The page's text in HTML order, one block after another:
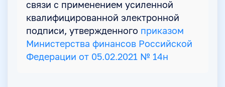
связи с применением усиленной
квалифицированной электронной
подписи, утвержденного приказом
Министерства финансов Российской
Федерации от 05.02.2021 № 14н